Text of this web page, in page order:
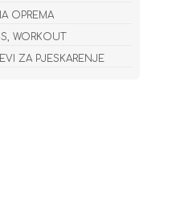
OPREMA
WORKOUT
ZA PJESKARENJE